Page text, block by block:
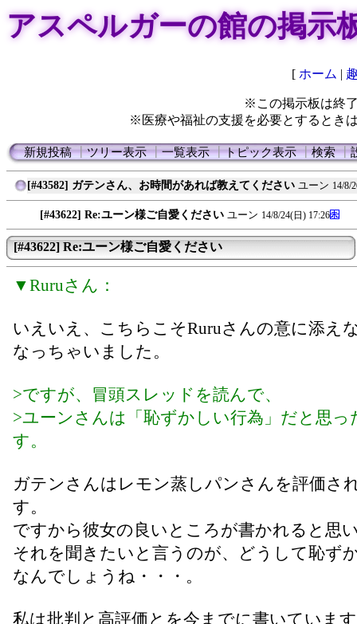
アスペルガーの館の掲示
[ ホーム |
※この掲示板は終
※医療や福祉の支援を必要とするとき
新規投稿┃ツリー表示┃一覧表示┃トピック表示┃検索┃
[#43582] ガテンさん、お時間があれば教えてください ユーン 14/8/
[#43622] Re:ユーン様ご自愛ください ユーン 14/8/24(日) 17:26
[#43622] Re:ユーン様ご自愛ください
▼Ruruさん：
いえいえ、こちらこそRuruさんの意に添え
なっちゃいました。
>ですが、冒頭スレッドを読んで、
>ユーンさんは「恥ずかしい行為」だと思っ
す。
ガテンさんはレモン蒸しパンさんを評価さ
す。
ですから彼女の良いところが書かれると思
それを聞きたいと言うのが、どうして恥ず
なんでしょうね・・・。
私は批判と高評価とを今までに書いていま